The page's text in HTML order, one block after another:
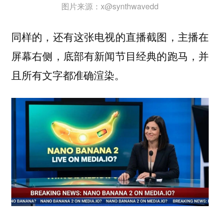
图片来源：x@synthwavedd
同样的，还有这张电视的直播截图，主播在
屏幕右侧，底部有新闻节目经典的跑马，并
且所有文字都准确渲染。